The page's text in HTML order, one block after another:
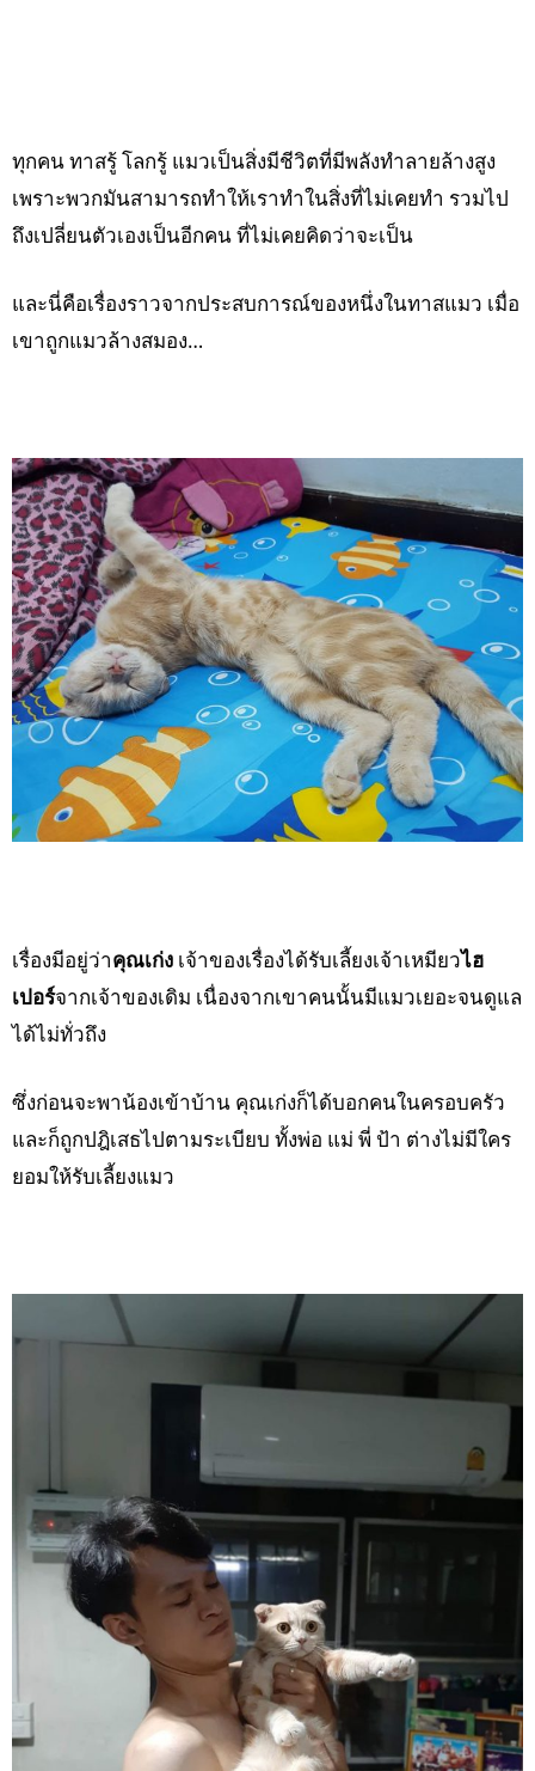
ทุกคน ทาสรู้ โลกรู้ แมวเป็นสิ่งมีชีวิตที่มีพลังทำลายล้างสูง
เพราะพวกมันสามารถทำให้เราทำในสิ่งที่ไม่เคยทำ รวมไป
ถึงเปลี่ยนตัวเองเป็นอีกคน ที่ไม่เคยคิดว่าจะเป็น
และนี่คือเรื่องราวจากประสบการณ์ของหนึ่งในทาสแมว เมื่อ
เขาถูกแมวล้างสมอง…
เรื่องมีอยู่ว่าคุณเก่ง เจ้าของเรื่องได้รับเลี้ยงเจ้าเหมียวไฮ
เปอร์จากเจ้าของเดิม เนื่องจากเขาคนนั้นมีแมวเยอะจนดูแล
ได้ไม่ทั่วถึง
ซึ่งก่อนจะพาน้องเข้าบ้าน คุณเก่งก็ได้บอกคนในครอบครัว
และก็ถูกปฎิเสธไปตามระเบียบ ทั้งพ่อ แม่ พี่ ป้า ต่างไม่มีใคร
ยอมให้รับเลี้ยงแมว